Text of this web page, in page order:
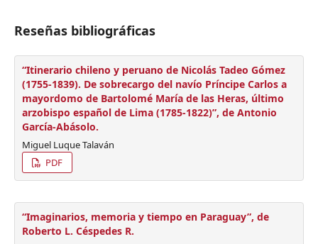
Reseñas bibliográficas
“Itinerario chileno y peruano de Nicolás Tadeo Gómez
(1755-1839). De sobrecargo del navío Príncipe Carlos a
mayordomo de Bartolomé María de las Heras, último
arzobispo español de Lima (1785-1822)”, de Antonio
García-Abásolo.
Miguel Luque Talaván
PDF
“Imaginarios, memoria y tiempo en Paraguay”, de
Roberto L. Céspedes R.